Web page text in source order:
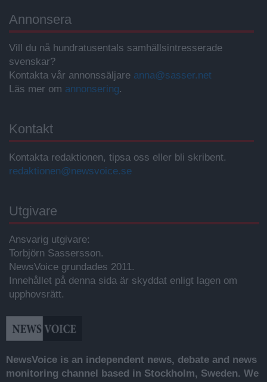
Annonsera
Vill du nå hundratusentals samhällsintresserade
svenskar?
Kontakta vår annonssäljare anna@sasser.net
Läs mer om annonsering.
Kontakt
Kontakta redaktionen, tipsa oss eller bli skribent.
redaktionen@newsvoice.se
Utgivare
Ansvarig utgivare:
Torbjörn Sassersson.
NewsVoice grundades 2011.
Innehållet på denna sida är skyddat enligt lagen om
upphovsrätt.
NewsVoice is an independent news, debate and news
monitoring channel based in Stockholm, Sweden. We